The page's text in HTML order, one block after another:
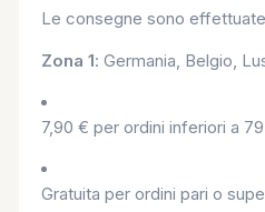
Le consegne sono
Zona 1: Germania, Belgio,
7,90 € per ordini inferiori a
Gratuita per ordini pari o